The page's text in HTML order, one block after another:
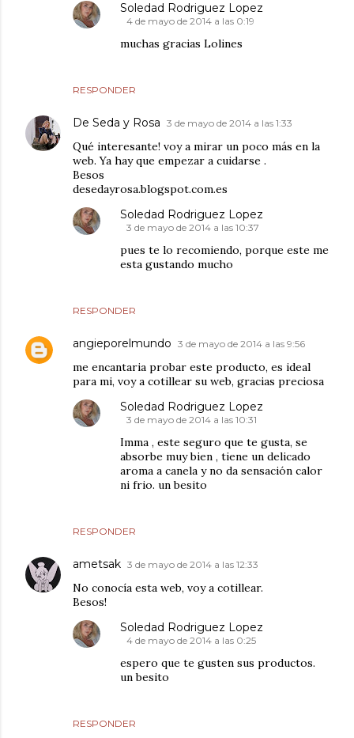
RESPONDER
Soledad Rodriguez Lopez
4 de mayo de 2014 a las 0:19
muchas gracias Lolines
De Seda y Rosa 3 de mayo de 2014 a las 1:33
Qué interesante! voy a mirar un poco más en la
web. Ya hay que empezar a cuidarse .
Besos
desedayrosa.blogspot.com.es
RESPONDER
Soledad Rodriguez Lopez
3 de mayo de 2014 a las 10:37
pues te lo recomiendo, porque este me
esta gustando mucho
angieporelmundo 3 de mayo de 2014 a las 9:56
me encantaria probar este producto, es ideal
para mi, voy a cotillear su web, gracias preciosa
RESPONDER
Soledad Rodriguez Lopez
3 de mayo de 2014 a las 10:31
Imma , este seguro que te gusta, se
absorbe muy bien , tiene un delicado
aroma a canela y no da sensación calor
ni frio. un besito
ametsak 3 de mayo de 2014 a las 12:33
No conocía esta web, voy a cotillear.
Besos!
RESPONDER
Soledad Rodriguez Lopez
4 de mayo de 2014 a las 0:25
espero que te gusten sus productos.
un besito